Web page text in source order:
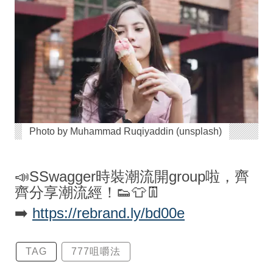
Photo by Muhammad Ruqiyaddin (unsplash)
📣SSwagger時裝潮流開group啦，齊
齊分享潮流經！👟👕👖
➡️ https://rebrand.ly/bd00e
TAG 777咀嚼法